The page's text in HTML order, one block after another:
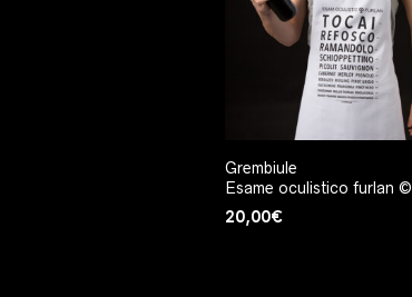
Grembiule
Esame oculistico furlan ©
20,00€